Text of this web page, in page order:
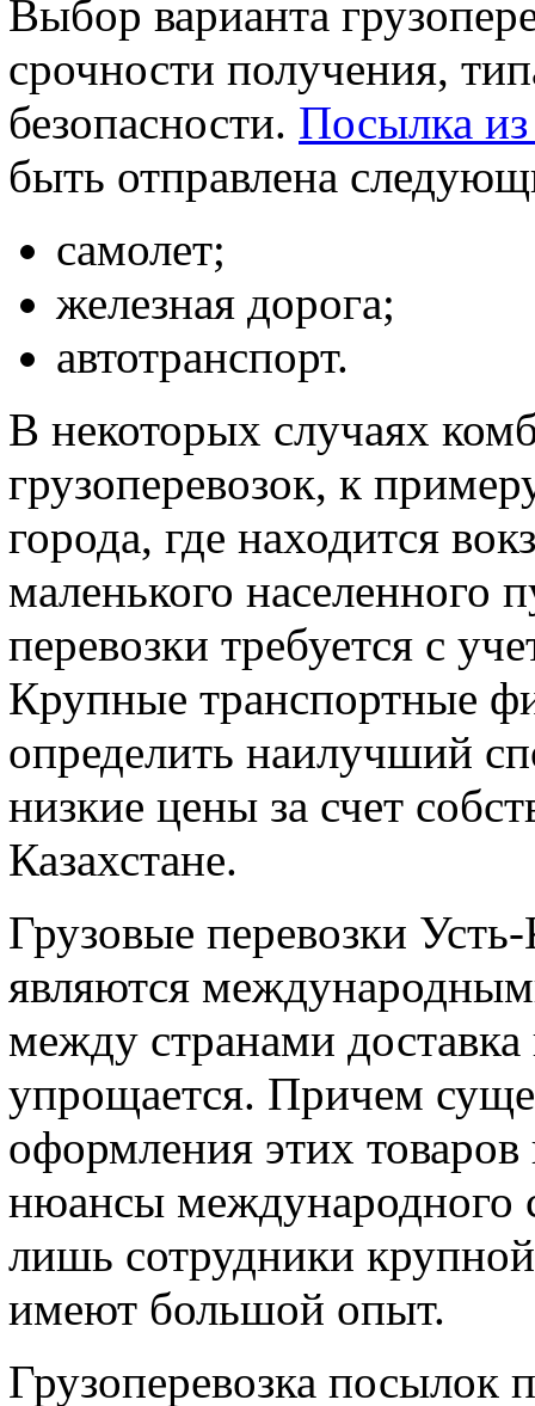
Выбор варианта
срочности получения,
безопасности. Посылка из
быть отправлена
самолет;
железная дорога;
автотранспорт.
В некоторых случаях
грузоперевозок, к
города, где находится
маленького населенного
перевозки требуется с
Крупные транспортные
определить наилучший
низкие цены за счет
Казахстане.
Грузовые перевозки
являются
между странами
упрощается. Причем
оформления этих
нюансы международного
лишь сотрудники
имеют большой опыт.
Грузоперевозка посылок